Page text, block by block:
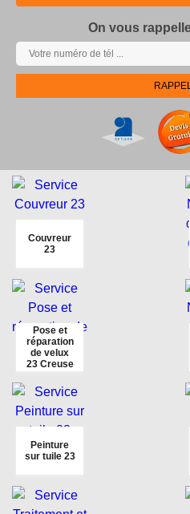
On vous
Couvreur
23
Pose et
réparation
de velux
23 Creuse
Peinture
sur tuile 23